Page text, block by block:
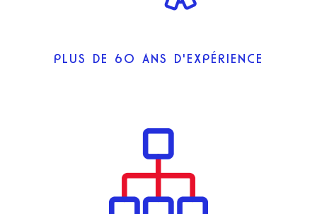
PLUS DE 60 ANS D'EXPÉRIENCE